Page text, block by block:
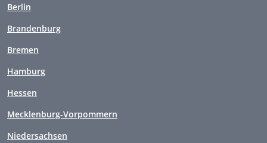
Berlin
Brandenburg
Bremen
Hamburg
Hessen
Mecklenburg-Vorpommern
Niedersachsen